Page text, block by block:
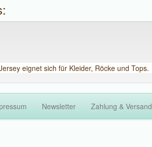
eignet sich für Kleider, Röcke und Tops.
Newsletter Zahlung & Versand